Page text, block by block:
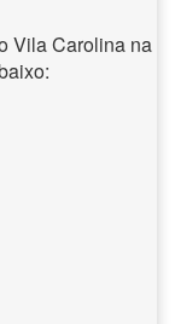
Vila Carolina na